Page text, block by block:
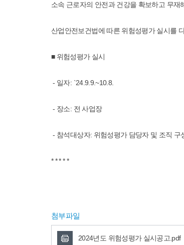
소속 근로자의 안전과 건강을 확보하고 무재
산업안전보건법에 따른 위험성평가 실시를
■ 위험성평가 실시
- 일자: `24.9.9.~10.8.
- 장소: 전 사업장
- 참석대상자: 위험성평가 담당자 및 조직 구
* * * * *
첨부파일
2024년도 위험성평가 실시공고.pdf